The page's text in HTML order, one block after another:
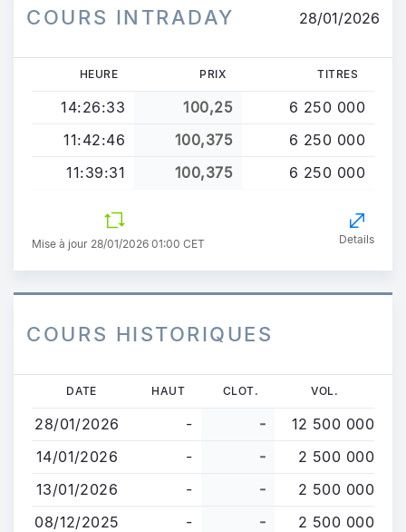
COURS INTRADAY 28/01/2026
HEURE PRIX TITRES
14:26:33 100,25
6 250 000
11:42:46
100,375
6 250 000
11:39:31
100,375 6 250 000
Mise à jour 28/01/2026 01:00 CET Details
COURS HISTORIQUES
contenu
principal
DATE HAUT CLOT. VOL.
28/01/2026 - -
12 500 000
14/01/2026
- -
2 500 000
13/01/2026
- -
2 500 000
08/12/2025
- -
2 500 000